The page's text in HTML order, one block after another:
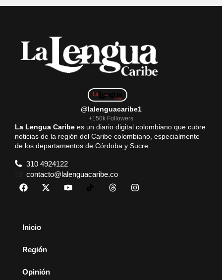
@lalenguacaribe1
+150k Followers
La Lengua Caribe es un diario digital colombiano que cubre
noticias de la región del Caribe colombiano, especialmente
de los departamentos de Córdoba y Sucre.
310 4924122
contacto@lalenguacaribe.co
Inicio
Región
Opinión